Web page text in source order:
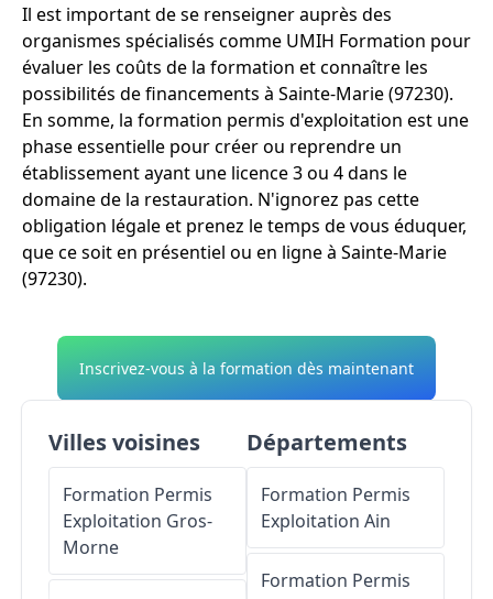
Il est important de se renseigner auprès des
organismes spécialisés comme UMIH Formation pour
évaluer les coûts de la formation et connaître les
possibilités de financements à Sainte-Marie (97230).
En somme, la formation permis d'exploitation est une
phase essentielle pour créer ou reprendre un
établissement ayant une licence 3 ou 4 dans le
domaine de la restauration. N'ignorez pas cette
obligation légale et prenez le temps de vous éduquer,
que ce soit en présentiel ou en ligne à Sainte-Marie
(97230).
Inscrivez-vous à la formation dès maintenant
Villes voisines
Formation Permis
Exploitation Gros-
Morne
Départements
Formation Permis
Exploitation Ain
Formation Permis